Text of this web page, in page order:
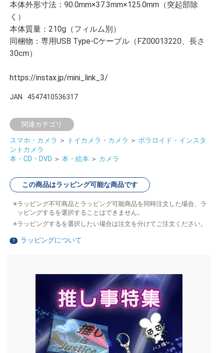
本体外形寸法：90.0mm×37.3mm×125.0mm（突起部除
く）
本体質量：210g（フィルム別）
同梱物：専用USB Type-Cケーブル（FZ00013220、長さ
30cm）
https://instax.jp/mini_link_3/
JAN 4547410536317
関連カテゴリ
スマホ・カメラ ＞ トイカメラ・カメラ ＞ ポラロイド・インスタ
ントカメラ
本・CD・DVD ＞ 本・絵本 ＞ カメラ
この商品はラッピング可能な商品です
ラッピング不可商品とラッピング可能商品を同時注文した場合、ラ
ッピングするを選択することはできません。
ラッピングするを選択したい場合は注文を分けてご注文ください。
？ ラッピングについて